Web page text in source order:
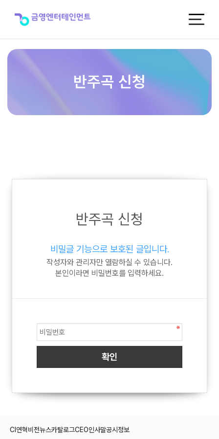
반주곡 신청
반주곡 신청
비밀글 기능으로 보호된 글입니다.
작성자와 관리자만 열람하실 수 있습니다.
본인이라면 비밀번호를 입력하세요.
CI 연혁비전뉴스카탈로그CEO인사말공시정보